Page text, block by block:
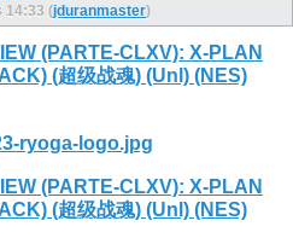
14:33 (jduranmaster)
(PARTE-CLXV): X-PLAN
(超级战魂) (Unl) (NES)
ryoga-logo.jpg
(PARTE-CLXV): X-PLAN
(超级战魂) (Unl) (NES)